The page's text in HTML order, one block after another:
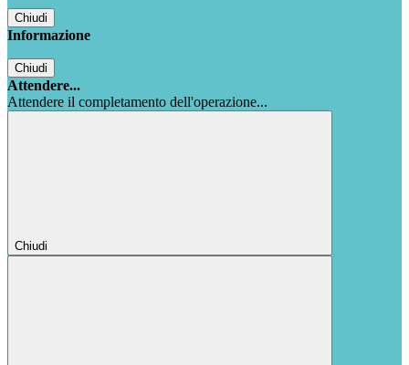
Chiudi
Informazione
Chiudi
Attendere...
Attendere il completamento dell'operazione...
Chiudi